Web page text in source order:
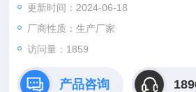
作为直接加热或制冷和辅助加热或制冷的
更新时间：2024-06-18
厂商性质：生产厂家
访问量：1859
产品咨询